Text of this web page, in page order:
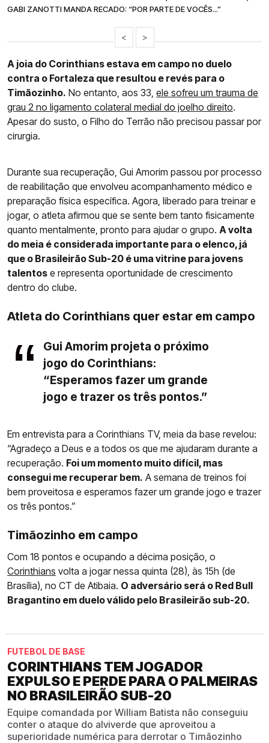
GABI ZANOTTI MANDA RECADO: “POR PARTE DE VOCÊS...”
< >
A joia do Corinthians estava em campo no duelo
contra o Fortaleza que resultou e revés para o
Timãozinho. No entanto, aos 33, ele sofreu um trauma de
grau 2 no ligamento colateral medial do joelho direito.
Apesar do susto, o Filho do Terrão não precisou passar por
cirurgia.
Durante sua recuperação, Gui Amorim passou por processo
de reabilitação que envolveu acompanhamento médico e
preparação física específica. Agora, liberado para treinar e
jogar, o atleta afirmou que se sente bem tanto fisicamente
quanto mentalmente, pronto para ajudar o grupo. A volta
do meia é considerada importante para o elenco, já
que o Brasileirão Sub-20 é uma vitrine para jovens
talentos e representa oportunidade de crescimento
dentro do clube.
Atleta do Corinthians quer estar em campo
Gui Amorim projeta o próximo
jogo do Corinthians:
“Esperamos fazer um grande
jogo e trazer os três pontos.”
Em entrevista para a Corinthians TV, meia da base revelou:
“Agradeço a Deus e a todos os que me ajudaram durante a
recuperação. Foi um momento muito difícil, mas
consegui me recuperar bem. A semana de treinos foi
bem proveitosa e esperamos fazer um grande jogo e trazer
os três pontos.”
Timãozinho em campo
Com 18 pontos e ocupando a décima posição, o
Corinthians volta a jogar nessa quinta (28), às 15h (de
Brasília), no CT de Atibaia. O adversário será o Red Bull
Bragantino em duelo válido pelo Brasileirão sub-20.
FUTEBOL DE BASE
CORINTHIANS TEM JOGADOR
EXPULSO E PERDE PARA O PALMEIRAS
NO BRASILEIRÃO SUB-20
Equipe comandada por William Batista não conseguiu
conter o ataque do alviverde que aproveitou a
superioridade numérica para derrotar o Timãozinho